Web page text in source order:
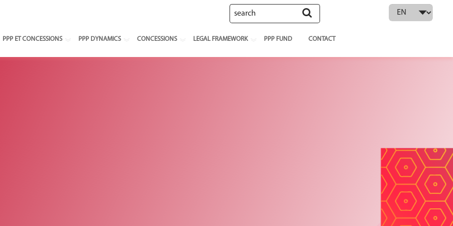
Select your language
PPP ET CONCESSIONS PPP DYNAMICS CONCESSIONS LEGAL FRAMEWORK PPP FUND CONTACT